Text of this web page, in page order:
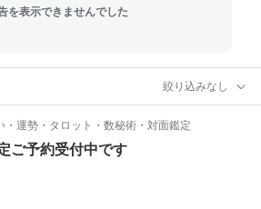
を表示できませんでした
絞り込みなし
・運勢・タロット・数秘術・対面鑑定
ご予約受付中です